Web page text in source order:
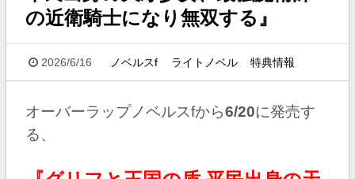
の近衛騎士になり無双する』
2026/6/16 ノベルスf ライトノベル 特典情報
オーバーラップノベルスfから6/20に発売す
る、